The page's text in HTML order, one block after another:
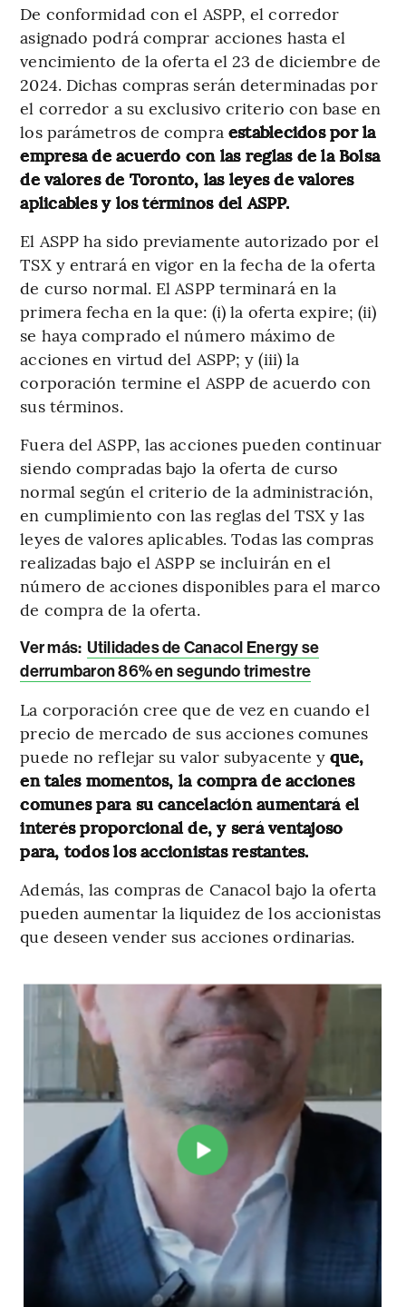
De conformidad con el ASPP, el corredor
asignado podrá comprar acciones hasta el
vencimiento de la oferta el 23 de diciembre de
2024. Dichas compras serán determinadas por
el corredor a su exclusivo criterio con base en
los parámetros de compra establecidos por la
empresa de acuerdo con las reglas de la Bolsa
de valores de Toronto, las leyes de valores
aplicables y los términos del ASPP.
El ASPP ha sido previamente autorizado por el
TSX y entrará en vigor en la fecha de la oferta
de curso normal. El ASPP terminará en la
primera fecha en la que: (i) la oferta expire; (ii)
se haya comprado el número máximo de
acciones en virtud del ASPP; y (iii) la
corporación termine el ASPP de acuerdo con
sus términos.
Fuera del ASPP, las acciones pueden continuar
siendo compradas bajo la oferta de curso
normal según el criterio de la administración,
en cumplimiento con las reglas del TSX y las
leyes de valores aplicables. Todas las compras
realizadas bajo el ASPP se incluirán en el
número de acciones disponibles para el marco
de compra de la oferta.
Ver más: Utilidades de Canacol Energy se
derrumbaron 86% en segundo trimestre
La corporación cree que de vez en cuando el
precio de mercado de sus acciones comunes
puede no reflejar su valor subyacente yque,
en tales momentos, la compra de acciones
comunes para su cancelación aumentará el
interés proporcional de, y será ventajoso
para, todos los accionistas restantes.
Además, las compras de Canacol bajo la oferta
pueden aumentar la liquidez de los accionistas
que deseen vender sus acciones ordinarias.